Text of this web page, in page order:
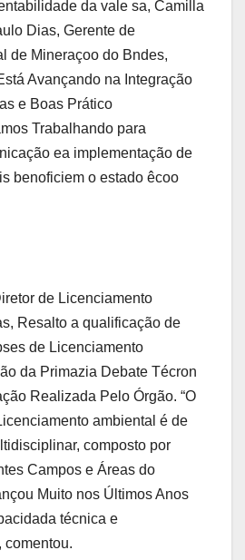
da vale sa, Camilla
Dias, Gerente de
de Mineraçoo do Bndes,
Avançando na Integração
e Boas Prático
Trabalhando para
ea implementação de
​​benoficiem o estado êcoo
de Licenciamento
Resalto a qualificação de
de Licenciamento
da Primazia Debate Técron
Realizada Pelo Órgão. “O
ambiental é de
composto por
Campos e Áreas do
Muito nos Últimos Anos
técnica e
comentou.